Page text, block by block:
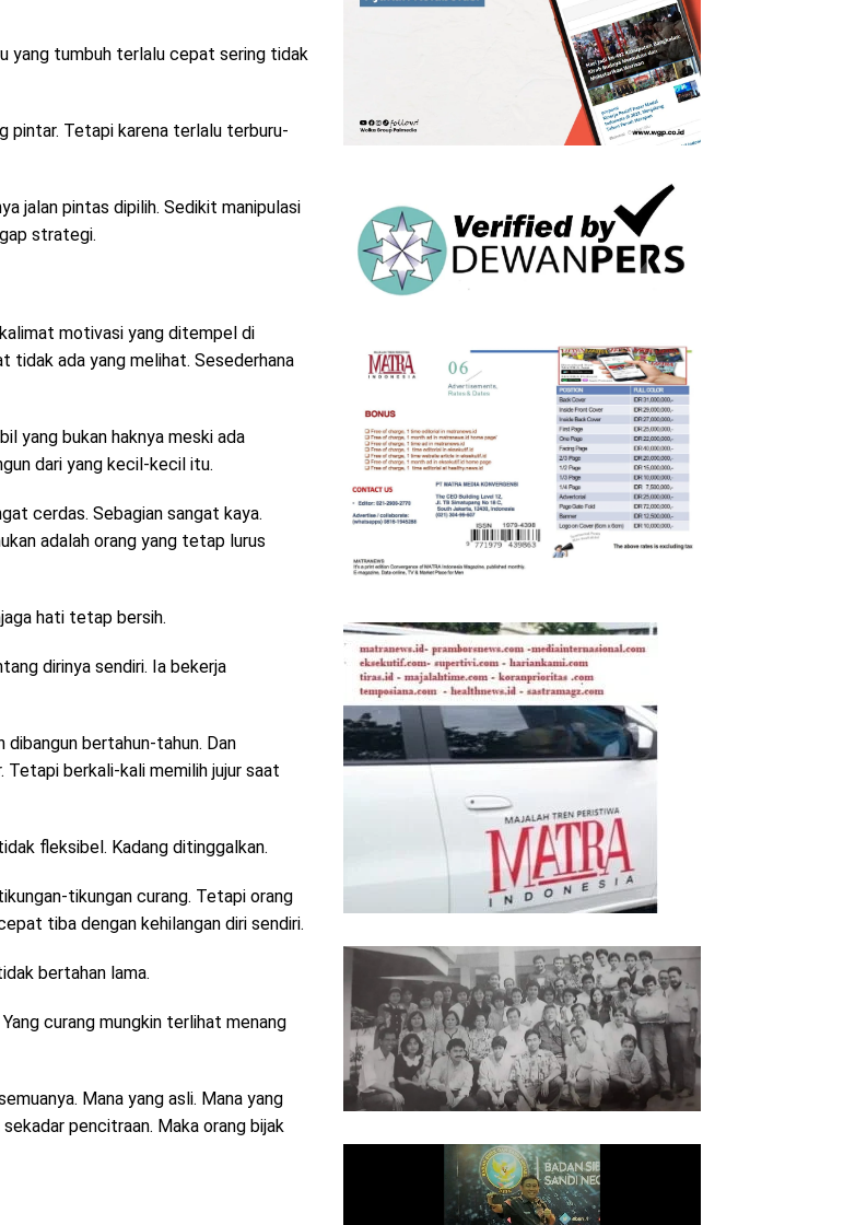
yang tumbuh terlalu cepat sering tidak
pintar. Tetapi karena terlalu terburu-
jalan pintas dipilih. Sedikit manipulasi
strategi.
motivasi yang ditempel di
tidak ada yang melihat. Sesederhana
yang bukan haknya meski ada
dari yang kecil-kecil itu.
cerdas. Sebagian sangat kaya.
adalah orang yang tetap lurus
hati tetap bersih.
dirinya sendiri. Ia bekerja
dibangun bertahun-tahun. Dan
Tetapi berkali-kali memilih jujur saat
fleksibel. Kadang ditinggalkan.
tikungan curang. Tetapi orang
tiba dengan kehilangan diri sendiri.
bertahan lama.
curang mungkin terlihat menang
Mana yang asli. Mana yang
pencitraan. Maka orang bijak